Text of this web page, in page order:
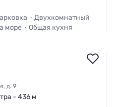
Двухкомнатный
море Общая кухня
д. 9
- 436 м